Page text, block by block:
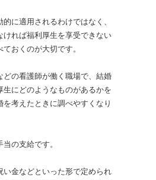
に適用されるわけではなく、
ければ福利厚生を享受できない
おくのが大切です。
どの看護師が働く職場で、結婚
生にどのようなものがあるかを
考えたときに調べやすくなり
の支給です。
い金などといった形で定められ